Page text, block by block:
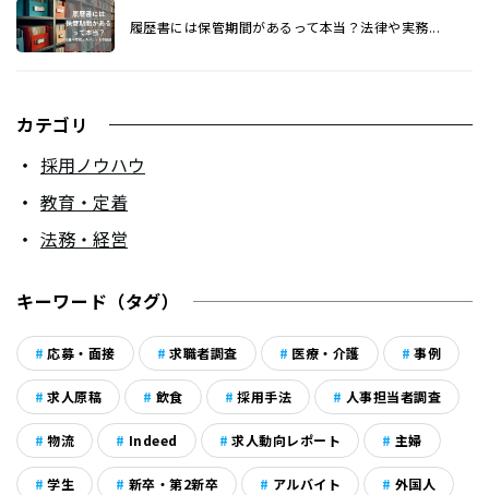
履歴書には保管期間があるって本当？法律や実務...
カテゴリ
採用ノウハウ
教育・定着
法務・経営
キーワード（タグ）
応募・面接 求職者調査 医療・介護 事例
求人原稿 飲食 採用手法 人事担当者調査
物流 Indeed 求人動向レポート 主婦
学生 新卒・第2新卒 アルバイト 外国人